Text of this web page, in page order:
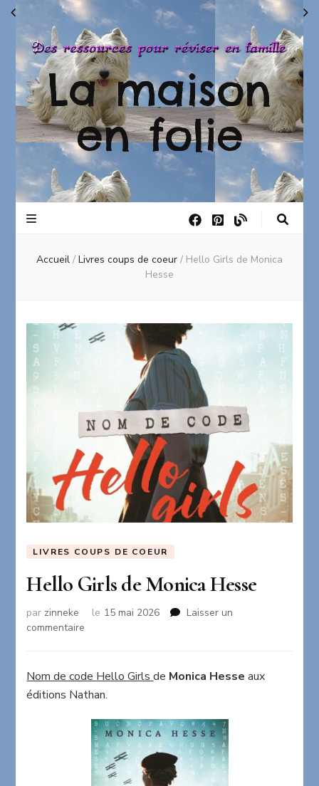
La maison
en folie
Accueil / Livres coups de coeur / Hello Girls de Monica
Hesse
LIVRES COUPS DE COEUR
Hello Girls de Monica Hesse
par zinneke le 15 mai 2026
Laisser un
commentaire
de
Hesse
Nom de code Hello Girlsde Monica Hesse aux
éditions Nathan.